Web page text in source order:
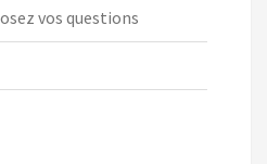
vos questions